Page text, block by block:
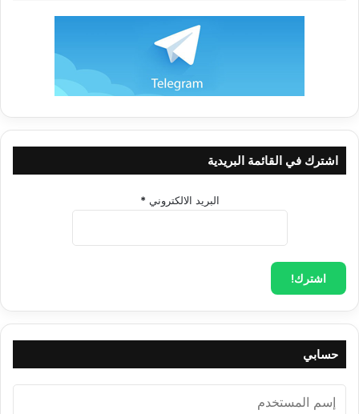
اشترك في القائمة البريدية
البريد الالكتروني *
حسابي